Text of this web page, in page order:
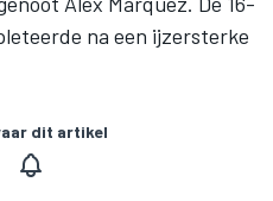
na een ijzersterke
dit artikel